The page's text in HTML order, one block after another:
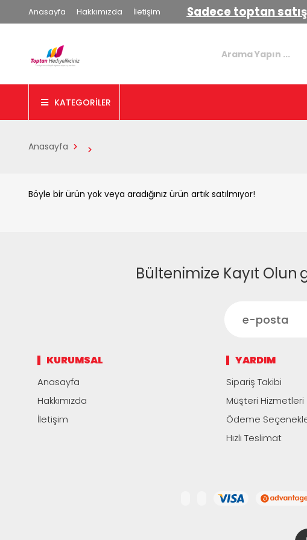
Anasayfa Hakkımızda İletişim Sadece toptan
KATEGORİLER
Anasayfa
Böyle bir ürün yok veya aradığınız ürün artık satılmıyor!
Bültenimize Kayıt Olun
KURUMSAL
Anasayfa
Hakkımızda
İletişim
YARDIM
Sipariş Takibi
Müşteri Hizmetleri
Ödeme
Hızlı Teslimat